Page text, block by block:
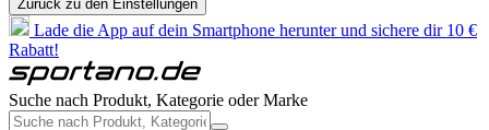
Zurück zu den Einstellungen
Lade die App auf dein Smartphone herunter und sichere dir 10 €
Rabatt!
Suche nach Produkt, Kategorie oder Marke